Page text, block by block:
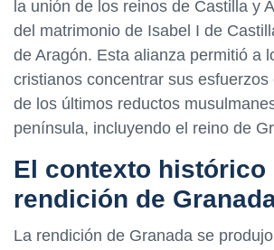
la unión de los reinos de Castilla y
del matrimonio de Isabel I de
de Aragón. Esta alianza permitió a
cristianos concentrar sus
de los últimos reductos
península, incluyendo el reino de
El contexto histórico
rendición de
La rendición de Granada se